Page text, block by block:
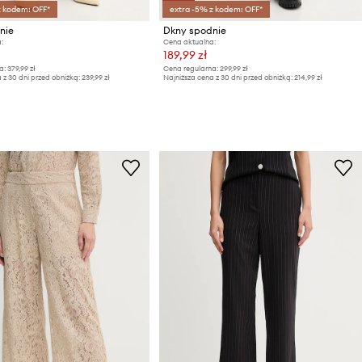
OFF*
379,99 zł
z 30 dni przed obniżką: 239,99 zł
extra -5% z kodem: OFF*
Dkny spodnie
Cena aktualna:
189,99 zł
Cena regularna: 299,99 zł
Najniższa cena z 30 dni przed obniżką: 214,99 zł